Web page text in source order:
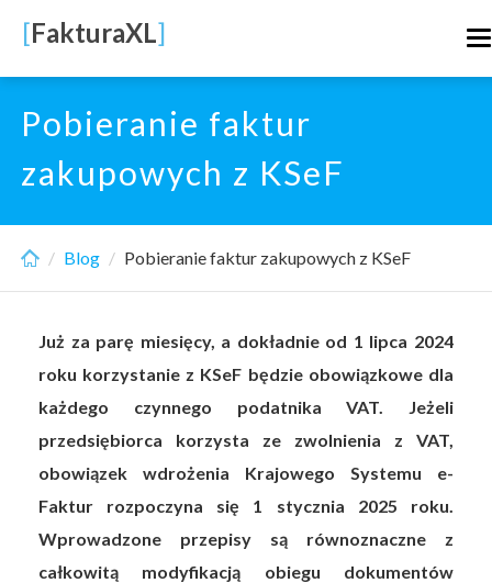
main
content
[FakturaXL]
Pobieranie faktur
zakupowych z KSeF
Blog Pobieranie faktur zakupowych z KSeF
Już za parę miesięcy, a dokładnie od 1 lipca 2024
roku korzystanie z KSeF będzie obowiązkowe dla
każdego czynnego podatnika VAT. Jeżeli
przedsiębiorca korzysta ze zwolnienia z VAT,
obowiązek wdrożenia Krajowego Systemu e-
Faktur rozpoczyna się 1 stycznia 2025 roku.
Wprowadzone przepisy są równoznaczne z
całkowitą modyfikacją obiegu dokumentów